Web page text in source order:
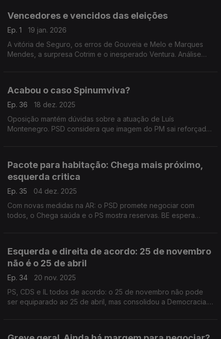
Vencedores e vencidos das eleições
Ep. 1
19 jan. 2026
A vitória de Seguro, os erros de Gouveia e Melo e Marques
Mendes, a surpresa Cotrim e o inesperado Ventura. Análise
Acabou o caso Spinumviva?
Ep. 36
18 dez. 2025
Oposição mantém dúvidas sobre a atuação de Luís
Montenegro. PSD considera que imagem do PM sai reforçada.
Pacote para habitação: Chega mais próximo,
esquerda critica
Ep. 35
04 dez. 2025
Com novas medidas na AR: o PSD promete negociar com
todos, o Chega saúda e o PS mostra reservas. BE espera
Esquerda e direita de acordo: 25 de novembro
não é o 25 de abril
Ep. 34
20 nov. 2025
PS, CDS e IL todos de acordo: o 25 de novembro não pode
ser equiparado ao 25 de abril, mas consolidou a Democracia.